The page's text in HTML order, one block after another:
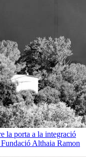
la porta a la integració
Althaia Ramon